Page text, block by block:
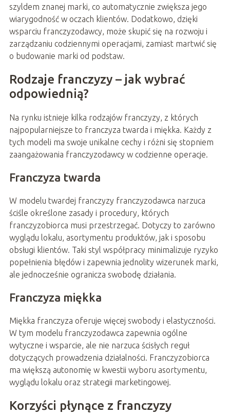
szyldem znanej marki, co automatycznie zwiększa jego
wiarygodność w oczach klientów. Dodatkowo, dzięki
wsparciu franczyzodawcy, może skupić się na rozwoju i
zarządzaniu codziennymi operacjami, zamiast martwić się
o budowanie marki od podstaw.
Rodzaje franczyzy – jak wybrać
odpowiednią?
Na rynku istnieje kilka rodzajów franczyzy, z których
najpopularniejsze to franczyza twarda i miękka. Każdy z
tych modeli ma swoje unikalne cechy i różni się stopniem
zaangażowania franczyzodawcy w codzienne operacje.
Franczyza twarda
W modelu twardej franczyzy franczyzodawca narzuca
ściśle określone zasady i procedury, których
franczyzobiorca musi przestrzegać. Dotyczy to zarówno
wyglądu lokalu, asortymentu produktów, jak i sposobu
obsługi klientów. Taki styl współpracy minimalizuje ryzyko
popełnienia błędów i zapewnia jednolity wizerunek marki,
ale jednocześnie ogranicza swobodę działania.
Franczyza miękka
Miękka franczyza oferuje więcej swobody i elastyczności.
W tym modelu franczyzodawca zapewnia ogólne
wytyczne i wsparcie, ale nie narzuca ścisłych reguł
dotyczących prowadzenia działalności. Franczyzobiorca
ma większą autonomię w kwestii wyboru asortymentu,
wyglądu lokalu oraz strategii marketingowej.
Korzyści płynące z franczyzy